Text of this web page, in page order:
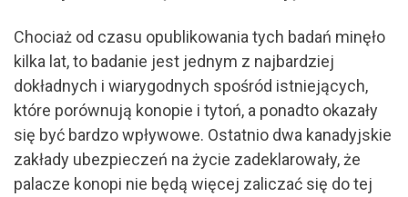
Chociaż od czasu opublikowania tych badań minęło
kilka lat, to badanie jest jednym z najbardziej
dokładnych i wiarygodnych spośród istniejących,
które porównują konopie i tytoń, a ponadto okazały
się być bardzo wpływowe. Ostatnio dwa kanadyjskie
zakłady ubezpieczeń na życie zadeklarowały, że
palacze konopi nie będą więcej zaliczać się do tej